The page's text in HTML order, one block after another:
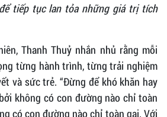
tiếp tục lan tỏa những giá trị tích
Thanh Thuỷ nhắn nhủ rằng mỗi
từng hành trình, từng trải nghiệm
và sức trẻ. “Đừng để khó khăn hay
không có con đường nào chỉ toàn
có con đường nào chỉ toàn gai. Với